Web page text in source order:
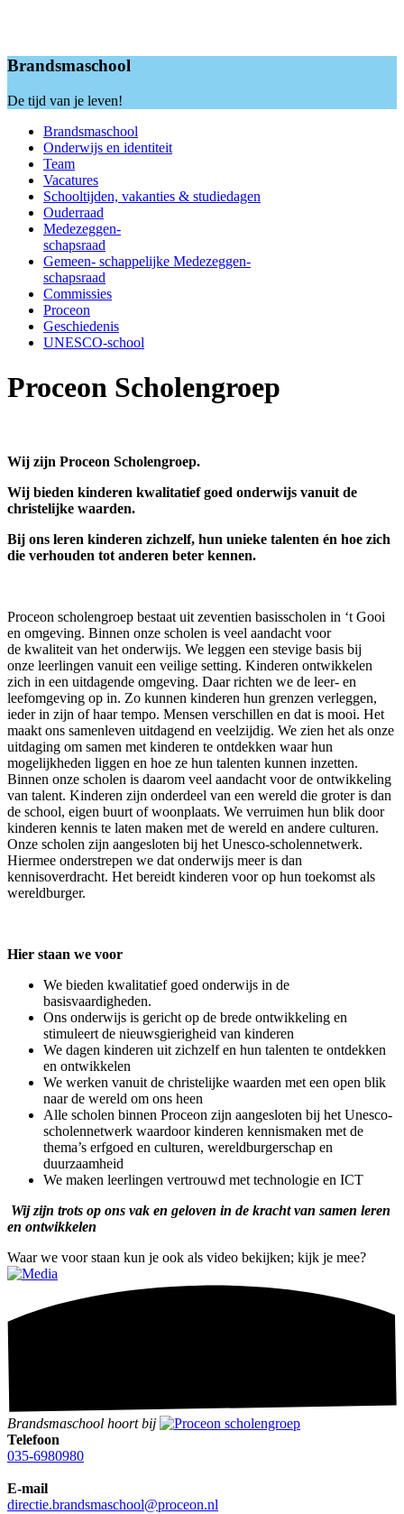
Brandsmaschool
De tijd van je leven!
Brandsmaschool
Onderwijs en identiteit
Team
Vacatures
Schooltijden, vakanties & studiedagen
Ouderraad
Medezeggen-
schapsraad
Gemeen- schappelijke Medezeggen-
schapsraad
Commissies
Proceon
Geschiedenis
UNESCO-school
Proceon Scholengroep
Wij zijn Proceon Scholengroep.
Wij bieden kinderen kwalitatief goed onderwijs vanuit de
christelijke waarden.
Bij ons leren kinderen zichzelf, hun unieke talenten én hoe zich
die verhouden tot anderen beter kennen.
Proceon scholengroep bestaat uit zeventien basisscholen in ‘t Gooi
en omgeving. Binnen onze scholen is veel aandacht voor
de kwaliteit van het onderwijs. We leggen een stevige basis bij
onze leerlingen vanuit een veilige setting. Kinderen ontwikkelen
zich in een uitdagende omgeving. Daar richten we de leer- en
leefomgeving op in. Zo kunnen kinderen hun grenzen verleggen,
ieder in zijn of haar tempo. Mensen verschillen en dat is mooi. Het
maakt ons samenleven uitdagend en veelzijdig. We zien het als onze
uitdaging om samen met kinderen te ontdekken waar hun
mogelijkheden liggen en hoe ze hun talenten kunnen inzetten.
Binnen onze scholen is daarom veel aandacht voor de ontwikkeling
van talent. Kinderen zijn onderdeel van een wereld die groter is dan
de school, eigen buurt of woonplaats. We verruimen hun blik door
kinderen kennis te laten maken met de wereld en andere culturen.
Onze scholen zijn aangesloten bij het Unesco-scholennetwerk.
Hiermee onderstrepen we dat onderwijs meer is dan
kennisoverdracht. Het bereidt kinderen voor op hun toekomst als
wereldburger.
Hier staan we voor
We bieden kwalitatief goed onderwijs in de
basisvaardigheden.
Ons onderwijs is gericht op de brede ontwikkeling en
stimuleert de nieuwsgierigheid van kinderen
We dagen kinderen uit zichzelf en hun talenten te ontdekken
en ontwikkelen
We werken vanuit de christelijke waarden met een open blik
naar de wereld om ons heen
Alle scholen binnen Proceon zijn aangesloten bij het Unesco-
scholennetwerk waardoor kinderen kennismaken met de
thema’s erfgoed en culturen, wereldburgerschap en
duurzaamheid
We maken leerlingen vertrouwd met technologie en ICT
Wij zijn trots op ons vak en geloven in de kracht van samen leren
en ontwikkelen
Waar we voor staan kun je ook als video bekijken; kijk je mee?
Brandsmaschool hoort bij
Telefoon
035-6980980
E-mail
directie.brandsmaschool@proceon.nl